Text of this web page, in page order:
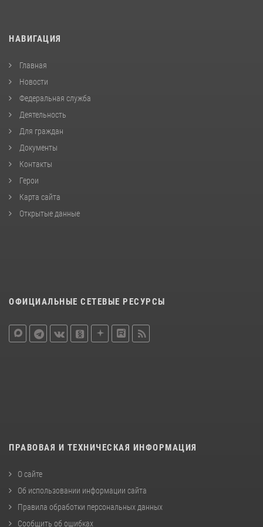
НАВИГАЦИЯ
Главная
Новости
Федеральная служба
Деятельность
Для граждан
Документы
Контакты
Герои
Карта сайта
Открытые данные
ОФИЦИАЛЬНЫЕ СЕТЕВЫЕ РЕСУРСЫ
ПРАВОВАЯ И ТЕХНИЧЕСКАЯ ИНФОРМАЦИЯ
О сайте
Об использовании информации сайта
Правила обработки персональных данных
Сообщить об ошибках